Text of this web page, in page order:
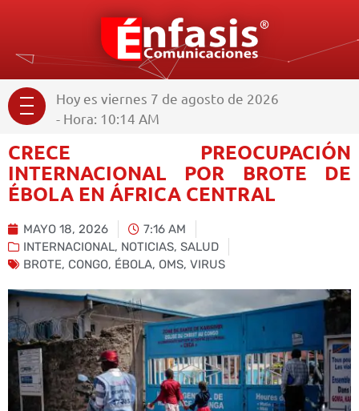
Hoy es viernes 7 de agosto de 2026
- Hora: 10:14 AM
CRECE PREOCUPACIÓN
INTERNACIONAL POR BROTE DE
ÉBOLA EN ÁFRICA CENTRAL
MAYO 18, 2026
7:16 AM
INTERNACIONAL, NOTICIAS, SALUD
BROTE, CONGO, ÉBOLA, OMS, VIRUS